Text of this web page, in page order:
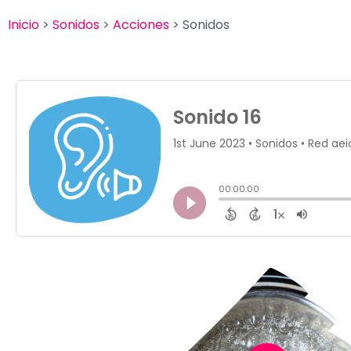
Inicio > Sonidos > Acciones > Sonidos